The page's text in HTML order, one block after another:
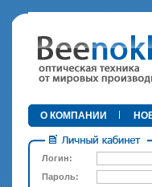
•
О КОМПАНИИ
Логин:
Пароль: